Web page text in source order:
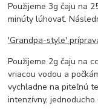
Použijeme 3g čaju na
minúty lúhovať.
'Grandpa-style'
Použijeme 2g čaju na
vriacou vodou a
vychladne na piteľnú
intenzívny,